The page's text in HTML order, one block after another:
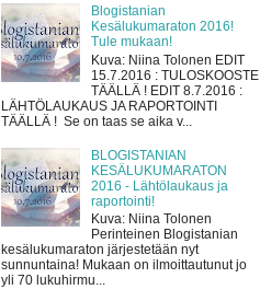
Blogistanian
Kesälukumaraton 2016!
Tule mukaan!
Kuva: Niina Tolonen EDIT
15.7.2016 : TULOSKOOSTE
TÄÄLLÄ ! EDIT 8.7.2016 :
LÄHTÖLAUKAUS JA RAPORTOINTI
TÄÄLLÄ ! Se on taas se aika v...
BLOGISTANIAN
KESÄLUKUMARATON
2016 - Lähtölaukaus ja
raportointi!
Kuva: Niina Tolonen
Perinteinen Blogistanian
kesälukumaraton järjestetään nyt
sunnuntaina! Mukaan on ilmoittautunut jo
yli 70 lukuhirmu...